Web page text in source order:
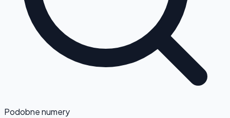
Podobne numery